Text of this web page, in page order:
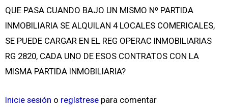
QUE PASA CUANDO BAJO UN MISMO Nº PARTIDA
INMOBILIARIA SE ALQUILAN 4 LOCALES COMERICALES,
SE PUEDE CARGAR EN EL REG OPERAC INMOBILIARIAS
RG 2820, CADA UNO DE ESOS CONTRATOS CON LA
MISMA PARTIDA INMOBILIARIA?
Inicie sesión o regístrese para comentar